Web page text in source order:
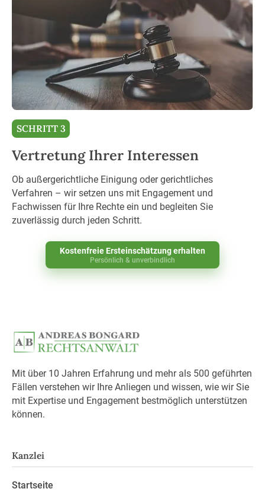
SCHRITT 3
Vertretung Ihrer Interessen
Ob außergerichtliche Einigung oder gerichtliches
Verfahren – wir setzen uns mit Engagement und
Fachwissen für Ihre Rechte ein und begleiten Sie
zuverlässig durch jeden Schritt.
Kostenfreie Ersteinschätzung erhalten
Persönlich & unverbindlich
Mit über 10 Jahren Erfahrung und mehr als 500 geführten
Fällen verstehen wir Ihre Anliegen und wissen, wie wir Sie
mit Expertise und Engagement bestmöglich unterstützen
können.
Kanzlei
Startseite